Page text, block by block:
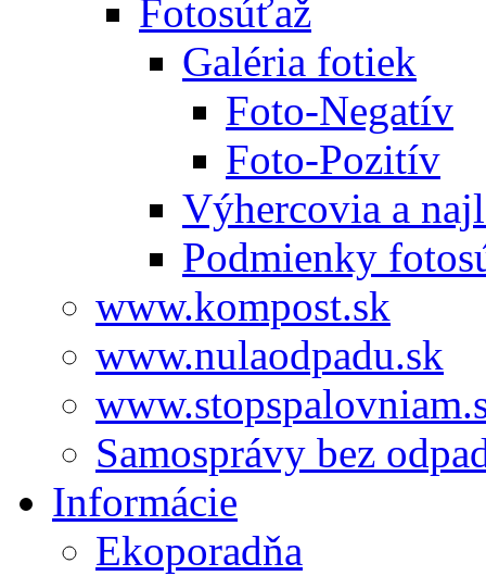
Fotosúťaž
Galéria fotiek
Foto-Negatív
Foto-Pozitív
Výhercovia a
Podmienky
www.kompost.sk
www.nulaodpadu.sk
Samosprávy bez
Informácie
Ekoporadňa